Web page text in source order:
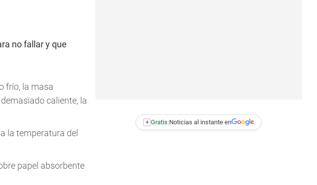
no fallar y que
frío, la masa
caliente, la
la temperatura del
papel absorbente
+ Gratis:Noticias al instante en